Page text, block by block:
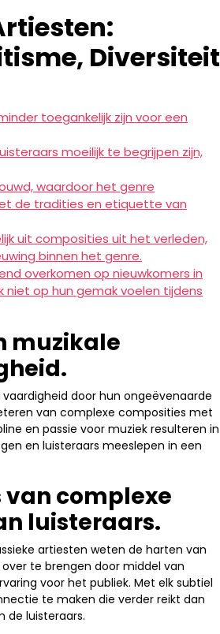
Diversiteit
toegankelijk zijn voor een
moeilijk te begrijpen zijn,
waardoor het genre
de tradities en etiquette van
uit composities uit het verleden,
binnen het genre.
overkomen op nieuwkomers in
niet op hun gemak voelen tijdens
muzikale
door hun ongeëvenaarde
van complexe composities met
en passie voor muziek resulteren in
en luisteraars meeslepen in een
complexe
luisteraars.
artiesten weten de harten van
te brengen door middel van
voor het publiek. Met elk subtiel
te maken die verder reikt dan
de luisteraars.